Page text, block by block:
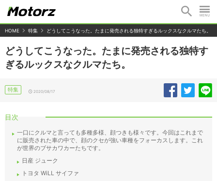
HOME 特集 どうしてこうなった。たまに発売される独特すぎるルックスなクルマたち。
どうしてこうなった。たまに発売される独特す
ぎるルックスなクルマたち。
特集 2020/08/17
目次
一口にクルマと言っても多種多様、顔つきも様々です。今回はこれまで
に販売された車の中で、顔のクセが強い車種をフォーカスします。これ
が世界のブサカワカーたちです。
日産 ジューク
トヨタ WiLL サイファ